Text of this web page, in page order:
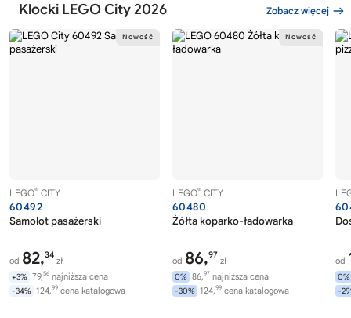
Klocki LEGO City 2026 Zobacz więcej
LEGO® CITY
60492
Samolot pasażerski
od 82,34
zł
+3% 79,56 najniższa cena
-34% 124,99 cena katalogowa
LEGO® CITY
60480
Żółta koparko-ładowarka
od 86,97
zł
0% 86,97 najniższa cena
-30% 124,99 cena katalogowa
od
0%
-